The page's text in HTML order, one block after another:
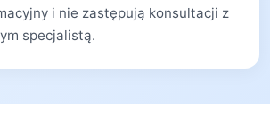
i nie zastępują konsultacji z
specjalistą.